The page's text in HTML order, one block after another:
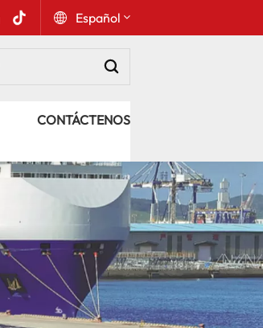
Español
Русский
Español
Português
عربي
kiswahili
CONTÁCTENOS